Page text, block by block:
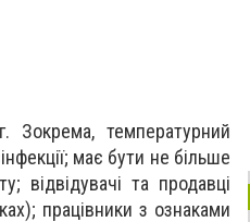
Зокрема, температурний
має бути не більше
відвідувачі та продавці
працівники з ознаками